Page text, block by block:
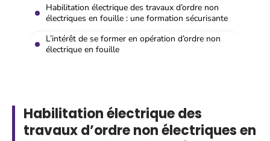
Habilitation électrique des travaux d’ordre non
électriques en fouille : une formation sécurisante
L’intérêt de se former en opération d’ordre non
électrique en fouille
Habilitation électrique des
travaux d’ordre non électriques en